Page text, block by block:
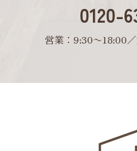
0120-
営業：9:30〜18:00